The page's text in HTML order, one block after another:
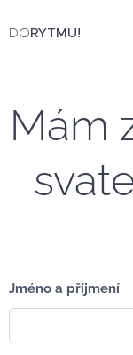
DORYTMU!
Mám
Jméno a příjmení